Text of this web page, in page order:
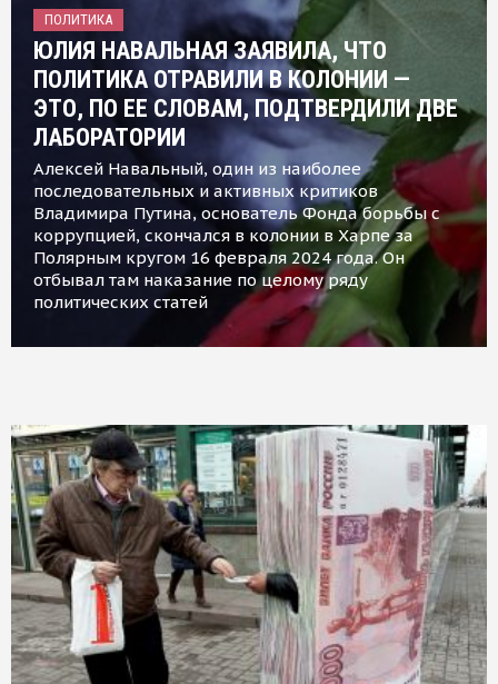
ПОЛИТИКА
ЮЛИЯ НАВАЛЬНАЯ ЗАЯВИЛА, ЧТО
ПОЛИТИКА ОТРАВИЛИ В КОЛОНИИ —
ЭТО, ПО ЕЕ СЛОВАМ, ПОДТВЕРДИЛИ ДВЕ
ЛАБОРАТОРИИ
Алексей Навальный, один из наиболее
последовательных и активных критиков
Владимира Путина, основатель Фонда борьбы с
коррупцией, скончался в колонии в Харпе за
Полярным кругом 16 февраля 2024 года. Он
отбывал там наказание по целому ряду
политических статей